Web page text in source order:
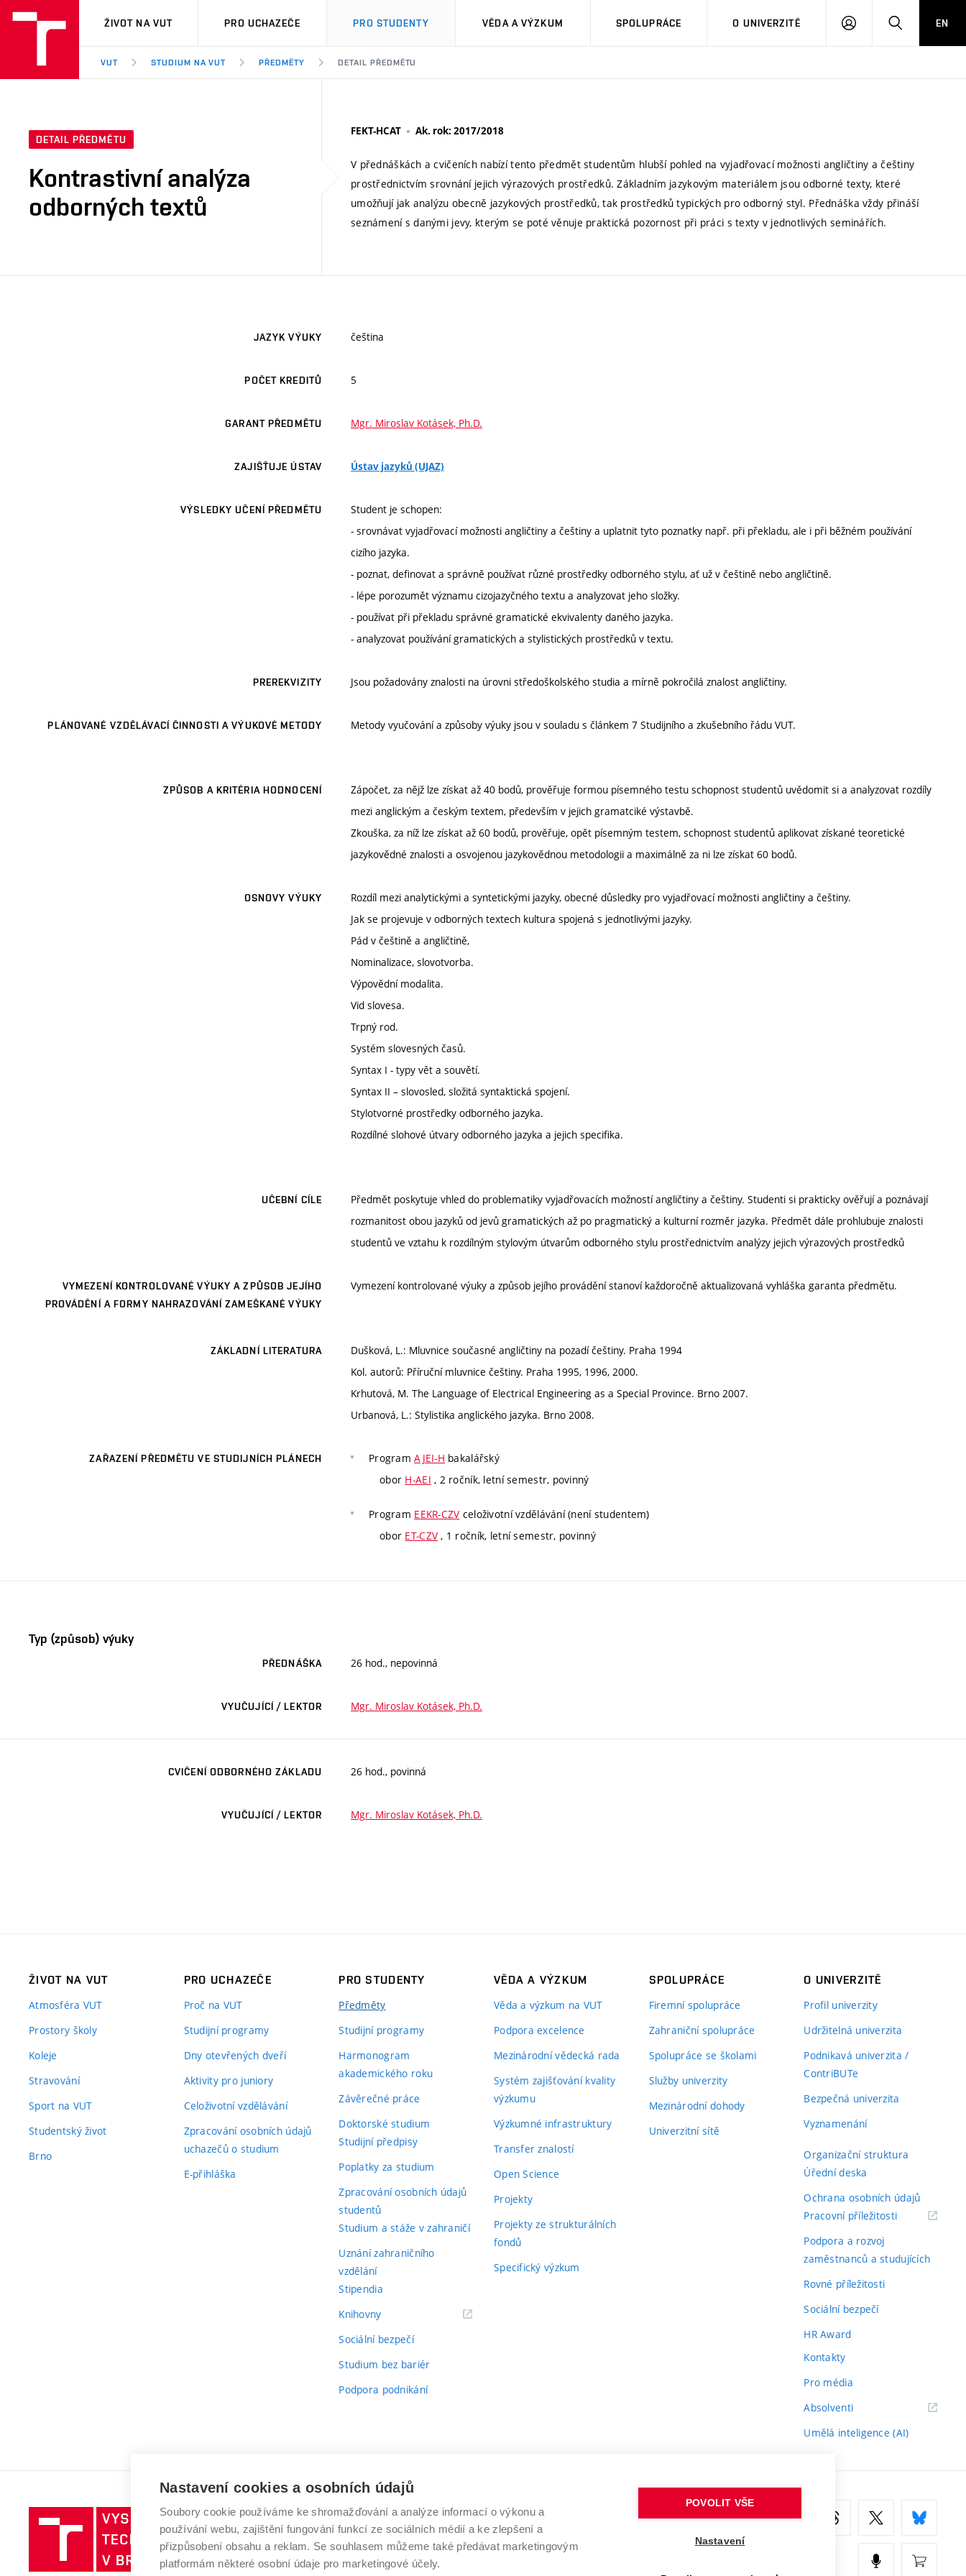
VUT
ŽIVOT NA VUT PRO UCHAZEČE PRO STUDENTY VĚDA A VÝZKUM SPOLUPRÁCE O UNIVERZITĚ
PŘIHLÁSIT HLEDATEN
VUT STUDIUM NA VUT PŘEDMĚTY DETAIL PŘEDMĚTU
DETAIL PŘEDMĚTU
Kontrastivní analýza
odborných textů
FEKT-HCAT Ak. rok: 2017/2018
V přednáškách a cvičeních nabízí tento předmět studentům hlubší pohled na vyjadřovací možnosti angličtiny a češtiny
prostřednictvím srovnání jejich výrazových prostředků. Základním jazykovým materiálem jsou odborné texty, které
umožňují jak analýzu obecně jazykových prostředků, tak prostředků typických pro odborný styl. Přednáška vždy přináší
seznámení s danými jevy, kterým se poté věnuje praktická pozornost při práci s texty v jednotlivých seminářích.
JAZYK VÝUKY čeština
POČET KREDITŮ 5
GARANT PŘEDMĚTU Mgr. Miroslav Kotásek, Ph.D.
ZAJIŠŤUJE ÚSTAV Ústav jazyků (UJAZ)
VÝSLEDKY UČENÍ PŘEDMĚTU
Student je schopen:
- srovnávat vyjadřovací možnosti angličtiny a češtiny a uplatnit tyto poznatky např. při překladu, ale i při běžném používání
cizího jazyka.
- poznat, definovat a správně používat různé prostředky odborného stylu, ať už v češtině nebo angličtině.
- lépe porozumět významu cizojazyčného textu a analyzovat jeho složky.
- používat při překladu správné gramatické ekvivalenty daného jazyka.
- analyzovat používání gramatických a stylistických prostředků v textu.
PREREKVIZITY Jsou požadovány znalosti na úrovni středoškolského studia a mírně pokročilá znalost angličtiny.
PLÁNOVANÉ VZDĚLÁVACÍ ČINNOSTI A VÝUKOVÉ METODY Metody vyučování a způsoby výuky jsou v souladu s článkem 7 Studijního a zkušebního řádu VUT.
ZPŮSOB A KRITÉRIA HODNOCENÍ
Zápočet, za nějž lze získat až 40 bodů, prověřuje formou písemného testu schopnost studentů uvědomit si a analyzovat rozdíly
mezi anglickým a českým textem, především v jejich gramatciké výstavbě.
Zkouška, za níž lze získat až 60 bodů, prověřuje, opět písemným testem, schopnost studentů aplikovat získané teoretické
jazykovědné znalosti a osvojenou jazykovědnou metodologii a maximálně za ni lze získat 60 bodů.
OSNOVY VÝUKY
Rozdíl mezi analytickými a syntetickými jazyky, obecné důsledky pro vyjadřovací možnosti angličtiny a češtiny.
Jak se projevuje v odborných textech kultura spojená s jednotlivými jazyky.
Pád v češtině a angličtině,
Nominalizace, slovotvorba.
Výpovědní modalita.
Vid slovesa.
Trpný rod.
Systém slovesných časů.
Syntax I - typy vět a souvětí.
Syntax II – slovosled, složitá syntaktická spojení.
Stylotvorné prostředky odborného jazyka.
Rozdílné slohové útvary odborného jazyka a jejich specifika.
UČEBNÍ CÍLE
Předmět poskytuje vhled do problematiky vyjadřovacích možností angličtiny a češtiny. Studenti si prakticky ověřují a poznávají
rozmanitost obou jazyků od jevů gramatických až po pragmatický a kulturní rozměr jazyka. Předmět dále prohlubuje znalosti
studentů ve vztahu k rozdílným stylovým útvarům odborného stylu prostřednictvím analýzy jejich výrazových prostředků
VYMEZENÍ KONTROLOVANÉ VÝUKY A ZPŮSOB JEJÍHO
PROVÁDĚNÍ A FORMY NAHRAZOVÁNÍ ZAMEŠKANÉ VÝUKY
Vymezení kontrolované výuky a způsob jejího provádění stanoví každoročně aktualizovaná vyhláška garanta předmětu.
ZÁKLADNÍ LITERATURA
Dušková, L.: Mluvnice současné angličtiny na pozadí češtiny. Praha 1994
Kol. autorů: Příruční mluvnice češtiny. Praha 1995, 1996, 2000.
Krhutová, M. The Language of Electrical Engineering as a Special Province. Brno 2007.
Urbanová, L.: Stylistika anglického jazyka. Brno 2008.
ZAŘAZENÍ PŘEDMĚTU VE STUDIJNÍCH PLÁNECH ProgramAJEI-H bakalářský
obor H-AEI , 2 ročník, letní semestr, povinný
Program EEKR-CZV celoživotní vzdělávání (není studentem)
obor ET-CZV , 1 ročník, letní semestr, povinný
Typ (způsob) výuky
PŘEDNÁŠKA 26 hod., nepovinná
VYUČUJÍCÍ / LEKTOR Mgr. Miroslav Kotásek, Ph.D.
CVIČENÍ ODBORNÉHO ZÁKLADU 26 hod., povinná
VYUČUJÍCÍ / LEKTOR Mgr. Miroslav Kotásek, Ph.D.
ŽIVOT NA VUT
Atmosféra VUT
Prostory školy
Koleje
Stravování
Sport na VUT
Studentský život
Brno
PRO UCHAZEČE
Proč na VUT
Studijní programy
Dny otevřených dveří
Aktivity pro juniory
Celoživotní vzdělávání
Zpracování osobních údajů
uchazečů o studium
E-přihláška
PRO STUDENTY
Předměty
Studijní programy
Harmonogram
akademického roku
Závěrečné práce
Doktorské studium
Studijní předpisy
Poplatky za studium
Zpracování osobních údajů
studentů
Studium a stáže v zahraničí
Uznání zahraničního
vzdělání
Stipendia
Knihovny(externí
Sociální bezpečí
Studium bez bariér
Podpora podnikání
VĚDA A VÝZKUM
Věda a výzkum na VUT
Podpora excelence
Mezinárodní vědecká rada
Systém zajišťování kvality
výzkumu
Výzkumné infrastruktury
Transfer znalostí
Open Science
Projekty
Projekty ze strukturálních
fondů
Specifický výzkum
SPOLUPRÁCE
Firemní spolupráce
Zahraniční spolupráce
Spolupráce se školami
Služby univerzity
Mezinárodní dohody
Univerzitní sítě
O UNIVERZITĚ
Profil univerzity
Udržitelná univerzita
Podnikavá univerzita /
ContriBUTe
Bezpečná univerzita
Vyznamenání
Organizační struktura
Úřední deska
Ochrana osobních údajů
Pracovní příležitosti(externí
Podpora a rozvoj
zaměstnanců a studujících
Rovné příležitosti
Sociální bezpečí
HR Award
Kontakty
Pro média
Absolventi(externí
Umělá inteligence (AI)
Vysoké
učení
technické
v
VYSOKÉ UČENÍ TECHNICKÉ V BRNĚ
Antonínská 548/1
602 00 Brno
www.vut.cz
Nastavení cookies a osobních údajů
Soubory cookie používáme ke shromažďování a analýze informací o výkonu a
používání webu, zajištění fungování funkcí ze sociálních médií a ke zlepšení a
přizpůsobení obsahu a reklam. Se souhlasem můžeme také předávat marketingovým
platformám některé osobní údaje pro marketingové účely.
POVOLIT VŠE
Nastavení